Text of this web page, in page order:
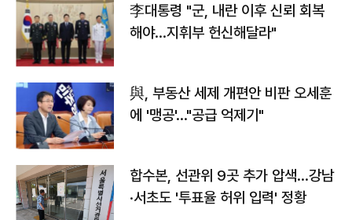
李대통령 "군, 내란 이후 신뢰 회복
해야…지휘부 헌신해달라"
與, 부동산 세제 개편안 비판 오세훈
에 '맹공'…"공급 억제기"
합수본, 선관위 9곳 추가 압색…강남
·서초도 '투표율 허위 입력' 정황